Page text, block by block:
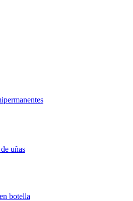
uñas
botella